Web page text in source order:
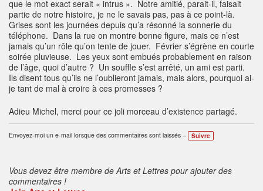
que le mot exact serait « intrus ». Notre amitié, parait-il, faisait
partie de notre histoire, je ne le savais pas, pas à ce point-là.
Grises sont les journées depuis qu’a résonné la sonnerie du
téléphone. Dans la rue on montre bonne figure, mais ce n’est
jamais qu’un rôle qu’on tente de jouer. Février s’égrène en courte
soirée pluvieuse. Les yeux sont embués probablement en raison
de l’âge, quoi d’autre ? Un souffle s’est arrêté, un ami est parti.
Ils disent tous qu’ils ne l’oublieront jamais, mais alors, pourquoi ai-
je tant de mal à croire à ces promesses ?
Adieu Michel, merci pour ce joli morceau d’existence partagé.
Envoyez-moi un e-mail lorsque des commentaires sont laissés – Suivre
Vous devez être membre de Arts et Lettres pour ajouter des
commentaires !